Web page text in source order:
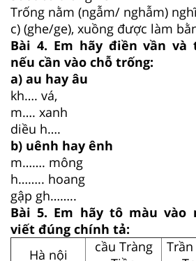
Trống nằm (ngẫm/ nghẫm)
c) (ghe/ge), xuồng được làm
Bài 4. Em hãy điền vần và
nếu cần vào chỗ trống:
a) au hay âu
kh…. vá,
m…. xanh
diều h….
b) uênh hay ênh
m……. mông
h…….. hoang
gập gh……..
Bài 5. Em hãy tô màu vào
viết đúng chính tả:
Hà nội
cầu Tràng